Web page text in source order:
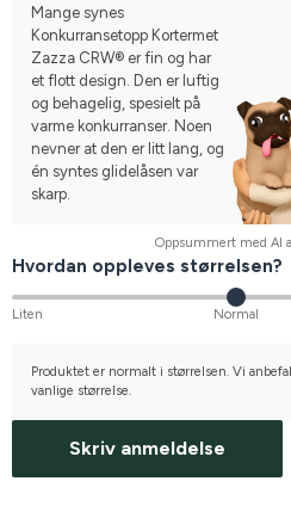
Mange synes
Konkurransetopp Kortermet
Zazza CRW® er fin og har
et flott design. Den er luftig
og behagelig, spesielt på
varme konkurranser. Noen
nevner at den er litt lang, og
én syntes glidelåsen var
skarp.
Oppsummert med AI
Hvordan oppleves størrelsen?
Liten Normal
Produktet er normalt i størrelsen. Vi
vanlige størrelse.
Skriv anmeldelse